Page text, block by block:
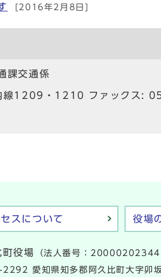
[2016年2月8日]
課交通係
1209・1210 ファックス:
スについて 役場
町役場
（法人番号：
愛知県知多郡阿久比町大字卯